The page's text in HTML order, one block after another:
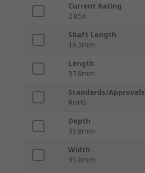
Current Rating
2.85A
Shaft Length
16.3mm
Length
97.8mm
Standards/Approvals
RoHS
Depth
35.8mm
Width
35.8mm